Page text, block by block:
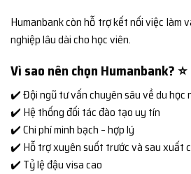
Humanbank còn hỗ trợ kết nối việc làm
nghiệp lâu dài cho học viên.
Vì sao nên chọn Humanbank? ⭐
✔️ Đội ngũ tư vấn chuyên sâu về du học
✔️ Hệ thống đối tác đào tạo uy tín
✔️ Chi phí minh bạch – hợp lý
✔️ Hỗ trợ xuyên suốt trước và sau xuất
✔️ Tỷ lệ đậu visa cao